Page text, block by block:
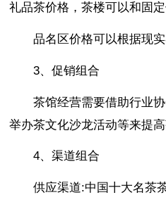
礼品茶价格，茶楼可以和固
品名区价格可以根据现实
3、促销组合
茶馆经营需要借助行业
举办茶文化沙龙活动等来提高
4、渠道组合
供应渠道:中国十大名茶